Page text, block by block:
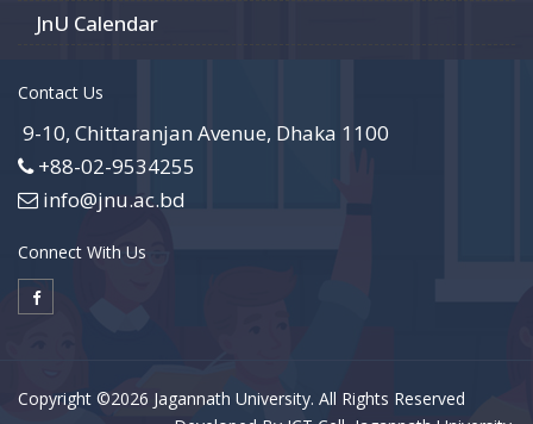
JnU Calendar
Contact Us
9-10, Chittaranjan Avenue, Dhaka 1100
+88-02-9534255
info@jnu.ac.bd
Connect With Us
Copyright ©2026 Jagannath University. All Rights Reserved